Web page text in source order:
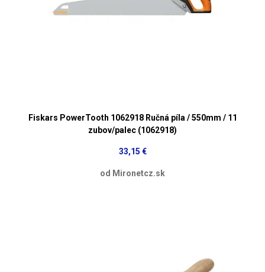
Fiskars PowerTooth 1062918 Ručná píla / 550mm / 11
zubov/palec (1062918)
33,15 €
od Mironetcz.sk